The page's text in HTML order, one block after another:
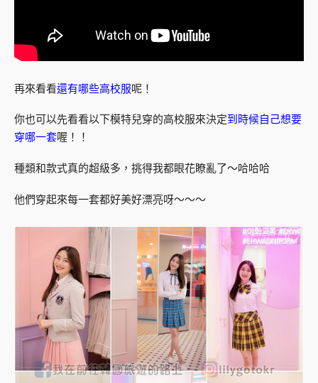
再來看看還有哪些高校服呢！
你也可以先看看以下模特兒穿的高校服來決定到時候自己想要
穿哪一套喔！！
種類和款式真的超級多，挑得我都眼花瞭亂了～哈哈哈
他們穿起來每一套都好美好漂亮呀～～～